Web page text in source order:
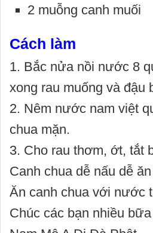
2 muỗng canh muối
Cách làm
1. Bắc nửa nồi nước 8
xong rau muống và đậu
2. Nêm nước nam việt
chua mặn.
3. Cho rau thơm, ớt, tắt
Canh chua dễ nấu dễ
Ăn canh chua với nước
Chúc các bạn nhiều